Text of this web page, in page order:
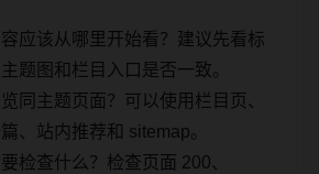
应该从哪里开始看？建议先看标
题图和栏目入口是否一致。
同主题页面？可以使用栏目页、
、站内推荐和 sitemap。
检查什么？检查页面 200、